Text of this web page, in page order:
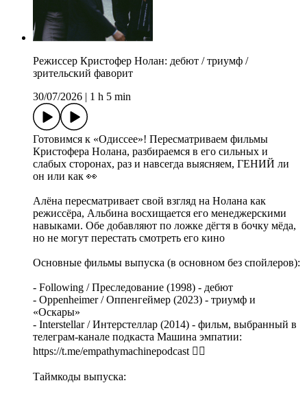
Режиссер Кристофер Нолан: дебют / триумф /
зрительский фаворит
30/07/2026 | 1 h 5 min
Готовимся к «Одиссее»! Пересматриваем фильмы
Кристофера Нолана, разбираемся в его сильных и
слабых сторонах, раз и навсегда выясняем, ГЕНИЙ ли
он или как 👀
Алёна пересматривает свой взгляд на Нолана как
режиссёра, Альбина восхищается его менеджерскими
навыками. Обе добавляют по ложке дёгтя в бочку мёда,
но не могут перестать смотреть его кино
Основные фильмы выпуска (в основном без спойлеров):
- Following / Преследование (1998) - дебют
- Oppenheimer / Оппенгеймер (2023) - триумф и
«Оскары»
- Interstellar / Интерстеллар (2014) - фильм, выбранный в
телеграм-канале подкаста Машина эмпатии:
https://t.me/empathymachinepodcast ❤️‍🔥
Таймкоды выпуска: